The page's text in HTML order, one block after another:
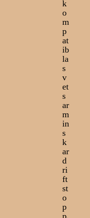
k
o
m
p
at
ib
la
s
v
et
s
ar
m
in
s
k
ar
d
ri
ft
st
o
p